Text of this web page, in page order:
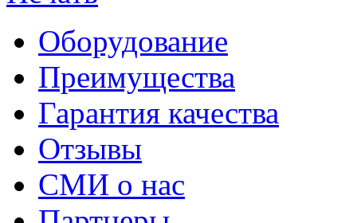
Оборудование
Преимущества
Гарантия качества
Отзывы
СМИ о нас